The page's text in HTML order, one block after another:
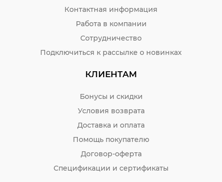
Контактная информация
Работа в компании
Сотрудничество
Подключиться к рассылке о новинках
КЛИЕНТАМ
Бонусы и скидки
Условия возврата
Доставка и оплата
Помощь покупателю
Договор-оферта
Спецификации и сертификаты